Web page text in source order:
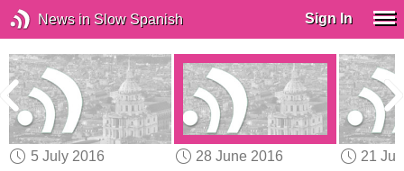
News in Slow Spanish Sign In
5 July 2016
28 June 2016
21